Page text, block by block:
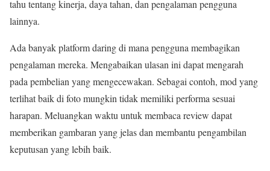
tahu tentang kinerja, daya tahan, dan pengalaman pengguna
lainnya.
Ada banyak platform daring di mana pengguna membagikan
pengalaman mereka. Mengabaikan ulasan ini dapat mengarah
pada pembelian yang mengecewakan. Sebagai contoh, mod yang
terlihat baik di foto mungkin tidak memiliki performa sesuai
harapan. Meluangkan waktu untuk membaca review dapat
memberikan gambaran yang jelas dan membantu pengambilan
keputusan yang lebih baik.